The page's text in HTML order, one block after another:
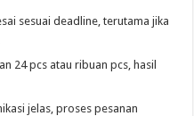
sesuai deadline, terutama jika
24 pcs atau ribuan pcs, hasil
jelas, proses pesanan